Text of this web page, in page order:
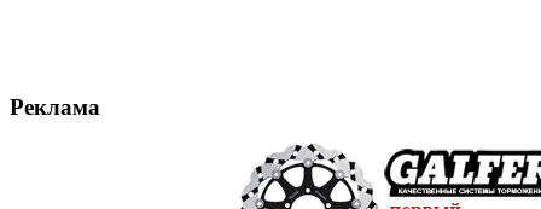
Реклама